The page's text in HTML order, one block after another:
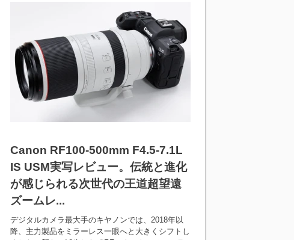
Canon RF100-500mm F4.5-7.1L
IS USM実写レビュー。伝統と進化
が感じられる次世代の王道超望遠
ズームレ...
デジタルカメラ最大手のキヤノンでは、2018年以
降、主力製品をミラーレス一眼へと大きくシフトし